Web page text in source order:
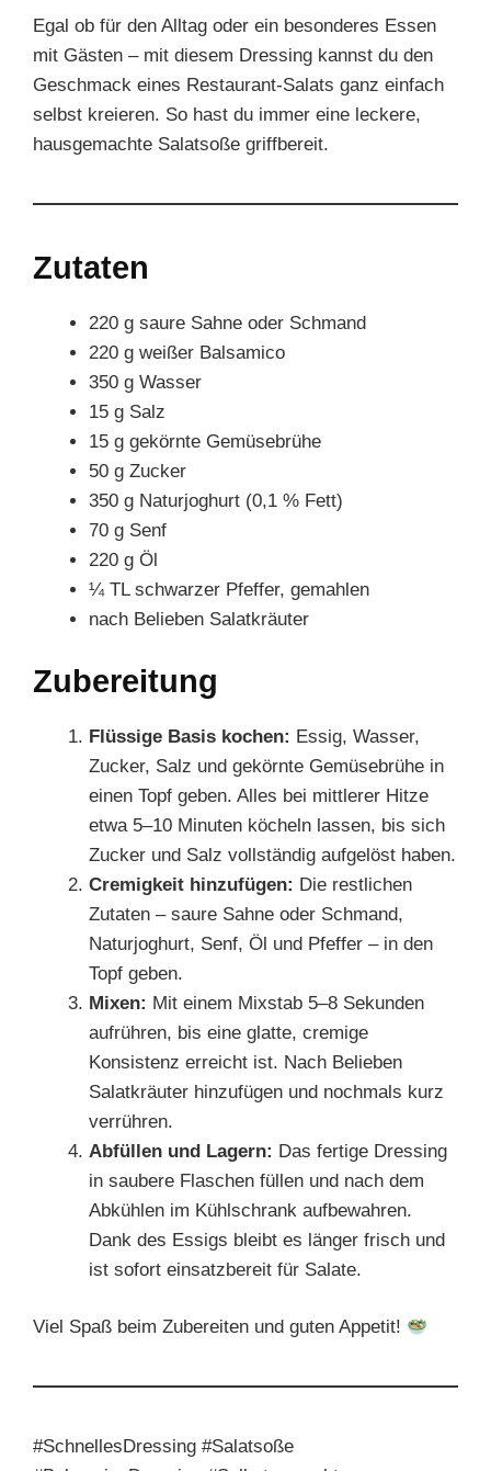
Egal ob für den Alltag oder ein besonderes Essen
mit Gästen – mit diesem Dressing kannst du den
Geschmack eines Restaurant-Salats ganz einfach
selbst kreieren. So hast du immer eine leckere,
hausgemachte Salatsoße griffbereit.
Zutaten
220 g saure Sahne oder Schmand
220 g weißer Balsamico
350 g Wasser
15 g Salz
15 g gekörnte Gemüsebrühe
50 g Zucker
350 g Naturjoghurt (0,1 % Fett)
70 g Senf
220 g Öl
¼ TL schwarzer Pfeffer, gemahlen
nach Belieben Salatkräuter
Zubereitung
Flüssige Basis kochen: Essig, Wasser,
Zucker, Salz und gekörnte Gemüsebrühe in
einen Topf geben. Alles bei mittlerer Hitze
etwa 5–10 Minuten köcheln lassen, bis sich
Zucker und Salz vollständig aufgelöst haben.
Cremigkeit hinzufügen: Die restlichen
Zutaten – saure Sahne oder Schmand,
Naturjoghurt, Senf, Öl und Pfeffer – in den
Topf geben.
Mixen: Mit einem Mixstab 5–8 Sekunden
aufrühren, bis eine glatte, cremige
Konsistenz erreicht ist. Nach Belieben
Salatkräuter hinzufügen und nochmals kurz
verrühren.
Abfüllen und Lagern: Das fertige Dressing
in saubere Flaschen füllen und nach dem
Abkühlen im Kühlschrank aufbewahren.
Dank des Essigs bleibt es länger frisch und
ist sofort einsatzbereit für Salate.
Viel Spaß beim Zubereiten und guten Appetit!
#SchnellesDressing #Salatsoße